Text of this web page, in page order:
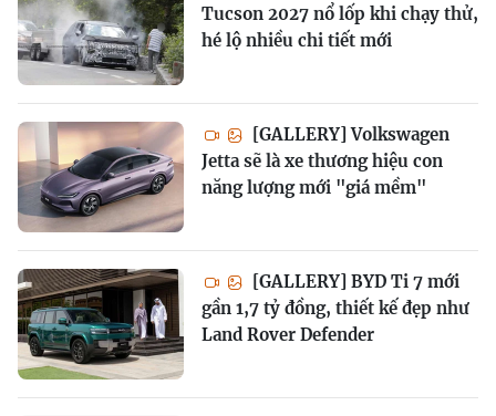
Tucson 2027 nổ lốp khi chạy thử,
hé lộ nhiều chi tiết mới
[GALLERY] Volkswagen
Jetta sẽ là xe thương hiệu con
năng lượng mới "giá mềm"
[GALLERY] BYD Ti 7 mới
gần 1,7 tỷ đồng, thiết kế đẹp như
Land Rover Defender